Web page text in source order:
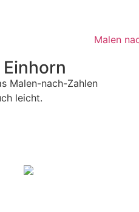
Malen-nach-Zahlen
leicht.